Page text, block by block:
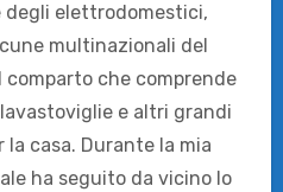
elettrodomestici,
multinazionali del
comparto che comprende
e altri grandi
casa. Durante la mia
ha seguito da vicino lo